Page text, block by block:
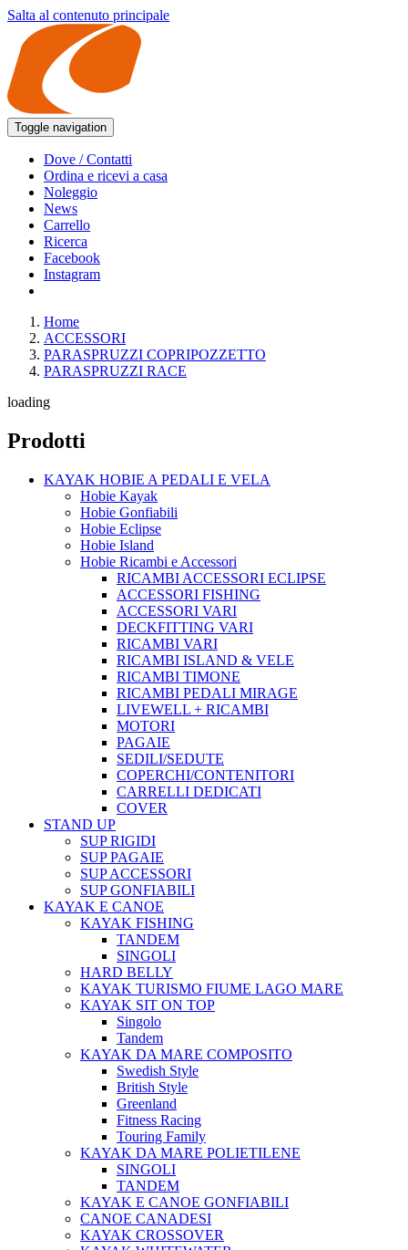
Salta al contenuto principale
Toggle navigation
Dove / Contatti
Ordina e ricevi a casa
Noleggio
News
Carrello
Ricerca
Facebook
Instagram
Home
ACCESSORI
PARASPRUZZI COPRIPOZZETTO
PARASPRUZZI RACE
loading
Prodotti
KAYAK HOBIE A PEDALI E VELA
Hobie Kayak
Hobie Gonfiabili
Hobie Eclipse
Hobie Island
Hobie Ricambi e Accessori
RICAMBI ACCESSORI ECLIPSE
ACCESSORI FISHING
ACCESSORI VARI
DECKFITTING VARI
RICAMBI VARI
RICAMBI ISLAND & VELE
RICAMBI TIMONE
RICAMBI PEDALI MIRAGE
LIVEWELL + RICAMBI
MOTORI
PAGAIE
SEDILI/SEDUTE
COPERCHI/CONTENITORI
CARRELLI DEDICATI
COVER
STAND UP
SUP RIGIDI
SUP PAGAIE
SUP ACCESSORI
SUP GONFIABILI
KAYAK E CANOE
KAYAK FISHING
TANDEM
SINGOLI
HARD BELLY
KAYAK TURISMO FIUME LAGO MARE
KAYAK SIT ON TOP
Singolo
Tandem
KAYAK DA MARE COMPOSITO
Swedish Style
British Style
Greenland
Fitness Racing
Touring Family
KAYAK DA MARE POLIETILENE
SINGOLI
TANDEM
KAYAK E CANOE GONFIABILI
CANOE CANADESI
KAYAK CROSSOVER